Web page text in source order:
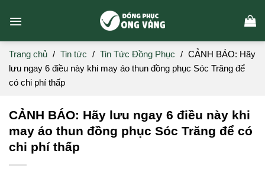
Trang chủ / Tin tức / Tin Tức Đồng Phục / CẢNH BÁO: Hãy
lưu ngay 6 điều này khi may áo thun đồng phục Sóc Trăng để
có chi phí thấp
CẢNH BÁO: Hãy lưu ngay 6 điều này khi
may áo thun đồng phục Sóc Trăng để có
chi phí thấp